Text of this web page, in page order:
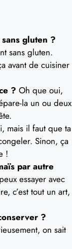
gluten ?
sans gluten.
avant de cuisiner
? Oh que oui,
la un ou deux
mais il faut que ta
Sinon, ça
!
par autre
essayer avec
c’est tout un art,
?
on sait